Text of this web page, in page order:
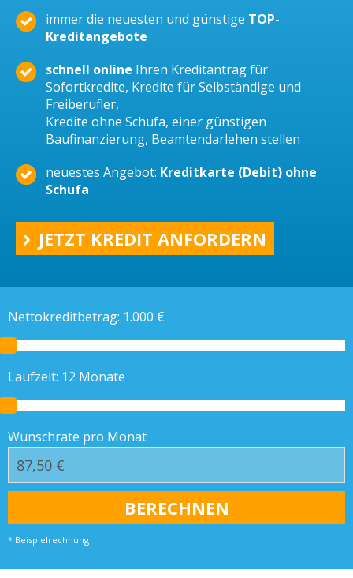
immer die neuesten und günstige TOP-
Kreditangebote
schnell online Ihren Kreditantrag für
Sofortkredite, Kredite für Selbständige und
Freiberufler,
Kredite ohne Schufa, einer günstigen
Baufinanzierung, Beamtendarlehen stellen
neuestes Angebot: Kreditkarte (Debit) ohne
Schufa
JETZT KREDIT ANFORDERN
Nettokreditbetrag: 1.000 €
Laufzeit: 12 Monate
Wunschrate pro Monat
* Beispielrechnung